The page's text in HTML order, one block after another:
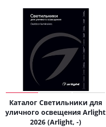
Каталог Светильники для
уличного освещения Arlight
2026 (Arlight, -)